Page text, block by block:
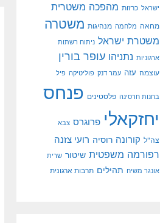
ישראל כרזות מהפכה משטרית
מחאה מלחמה מנהיגות משטרה
משטרת ישראל ניתוח רשתות
ארגוניות נתניהו עופר בורין
עוצמה עזה עמר דנק פוליטיקה פיל
בחנות חרסינה פלסטינים פנחס
יחזקאלי פרוגרס צבא
צה"ל קורונה רוסיה רועי צזנה
רפורמה משפטית שיטור שרית
אונגר משיח תהילים תרבות ארגונית